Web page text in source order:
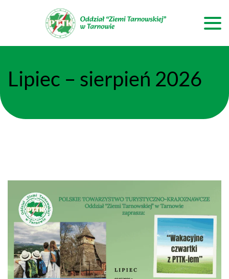
Lipiec – sierpień 2026